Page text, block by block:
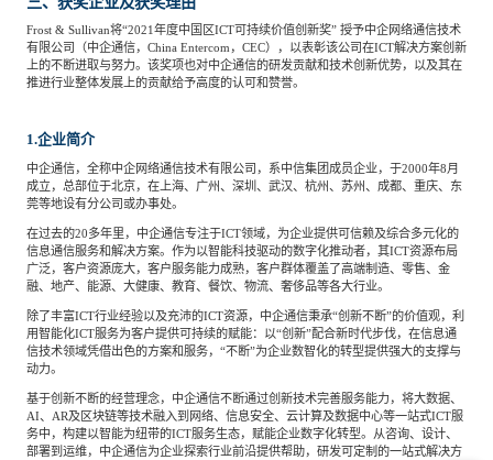
Frost & Sullivan将“2021年度中国区ICT可持续价值创新奖” 授予中企网络通信技术
有限公司（中企通信，China Entercom，CEC），以表彰该公司在ICT解决方案创新
上的不断进取与努力。该奖项也对中企通信的研发贡献和技术创新优势，以及其在
推进行业整体发展上的贡献给予高度的认可和赞誉。
1.企业简介
中企通信，全称中企网络通信技术有限公司，系中信集团成员企业，于2000年8月
成立，总部位于北京，在上海、广州、深圳、武汉、杭州、苏州、成都、重庆、东
莞等地设有分公司或办事处。
在过去的20多年里，中企通信专注于ICT领域，为企业提供可信赖及综合多元化的
信息通信服务和解决方案。作为以智能科技驱动的数字化推动者，其ICT资源布局
广泛，客户资源庞大，客户服务能力成熟，客户群体覆盖了高端制造、零售、金
融、地产、能源、大健康、教育、餐饮、物流、奢侈品等各大行业。
除了丰富ICT行业经验以及充沛的ICT资源，中企通信秉承“创新不断”的价值观，利
用智能化ICT服务为客户提供可持续的赋能：以“创新”配合新时代步伐，在信息通
信技术领域凭借出色的方案和服务，“不断”为企业数智化的转型提供强大的支撑与
动力。
基于创新不断的经营理念，中企通信不断通过创新技术完善服务能力，将大数据、
AI、AR及区块链等技术融入到网络、信息安全、云计算及数据中心等一站式ICT服
务中，构建以智能为纽带的ICT服务生态，赋能企业数字化转型。从咨询、设计、
部署到运维，中企通信为企业探索行业前沿提供帮助，研发可定制的一站式解决方